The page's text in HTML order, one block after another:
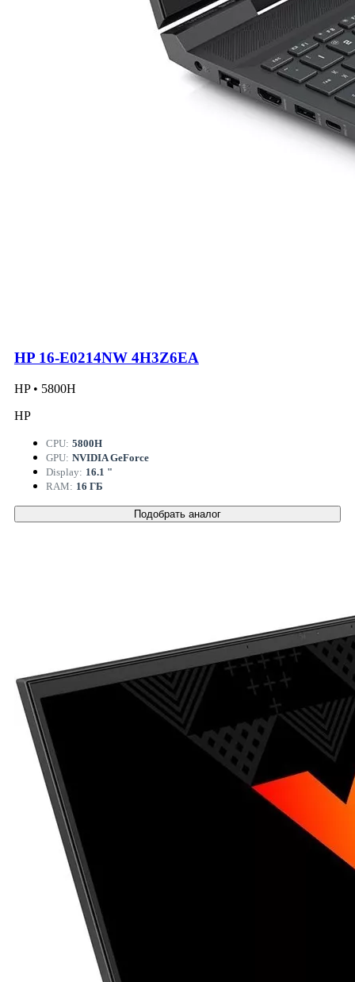
HP 16-E0214NW 4H3Z6EA
HP • 5800H
HP
CPU: 5800H
GPU: NVIDIA GeForce
Display: 16.1 "
RAM: 16 ГБ
Подобрать аналог